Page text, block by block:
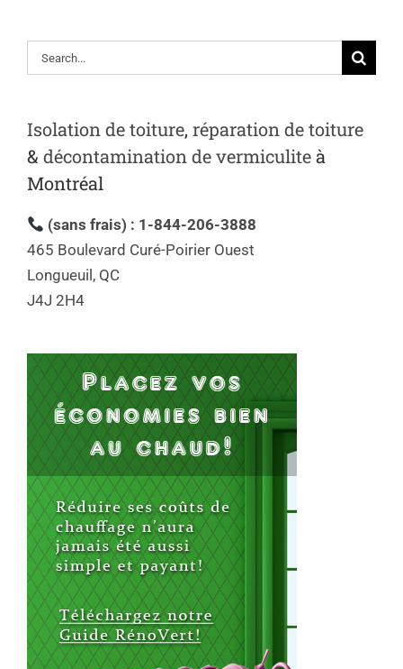
Rechercher
Isolation de toiture, réparation de toiture
& décontamination de vermiculiteà
Montréal
(sans frais) : 1-844-206-3888
465 Boulevard Curé-Poirier Ouest
Longueuil, QC
J4J 2H4